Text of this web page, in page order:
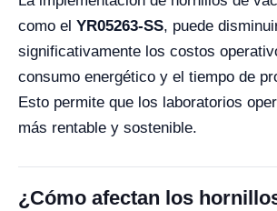
como el YR05263-SS, puede
significativamente los costos
consumo energético y el tiempo de
Esto permite que los laboratorios
más rentable y sostenible.
¿Cómo afectan los